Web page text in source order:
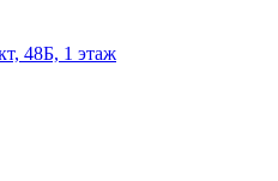
48Б, 1 этаж